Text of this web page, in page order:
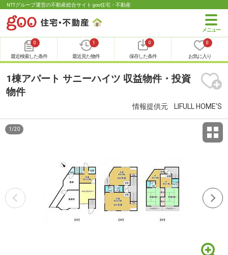
NTTグループ運営の不動産総合サイト goo住宅・不動産
0
最近検索した条件
1
最近見た物件
0
保存した条件
0
お気に入り
1棟アパート サニーハイツ 収益物件・投資
物件
情報提供元 LIFULL HOME'S
1 /20